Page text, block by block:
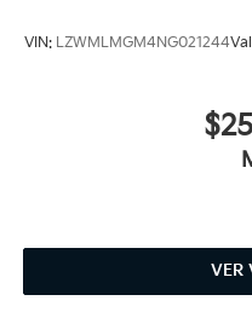
VIN: LZWMLMGM4NG021244
VER